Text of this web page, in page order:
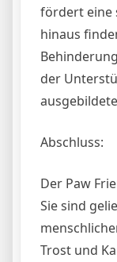
fördert eine
hinaus
der
Abschluss:
Der Paw
Sie sind
Trost und